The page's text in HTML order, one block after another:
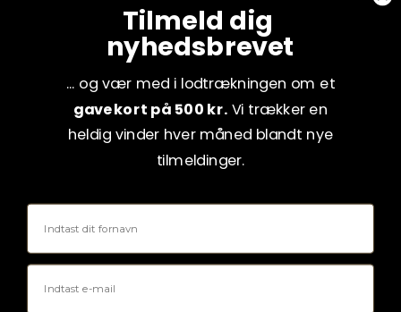
Tilmeld dig
nyhedsbrevet
... og vær med i lodtrækningen om et
gavekort på 500 kr. Vi trækker en
heldig vinder hver måned blandt nye
tilmeldinger.
Fornavn
Email